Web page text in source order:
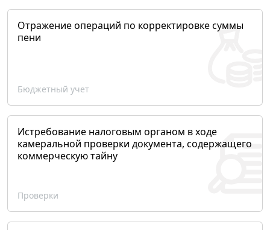
Отражение операций по корректировке суммы
пени
Бюджетный учет
Истребование налоговым органом в ходе
камеральной проверки документа, содержащего
коммерческую тайну
Проверки